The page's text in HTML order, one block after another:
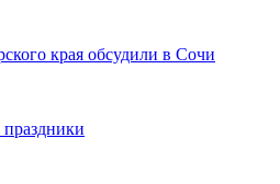
края обсудили в Сочи